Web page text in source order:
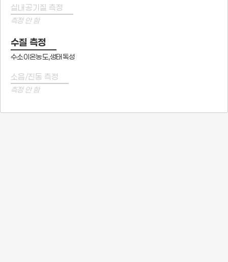
실내공기질 측정
측정 안 함
수질 측정
수소이온농도,생태독성
소음/진동 측정
측정 안 함